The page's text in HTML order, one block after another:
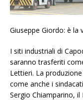
Giuseppe Giordo: è la
I siti industriali di
saranno trasferiti
Lettieri. La
come anche i
Sergio Chiamparino,